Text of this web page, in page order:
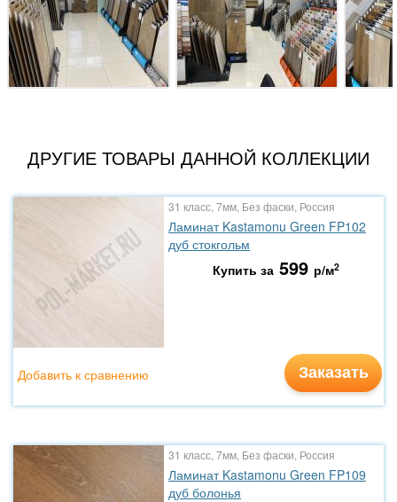
ДРУГИЕ ТОВАРЫ ДАННОЙ КОЛЛЕКЦИИ
31 класс, 7мм, Без фаски, Россия
Ламинат Kastamonu Green FP102
дуб стокгольм
Купить за 599 р/м2
Заказать
Добавить к сравнению
31 класс, 7мм, Без фаски, Россия
Ламинат Kastamonu Green FP109
дуб болонья